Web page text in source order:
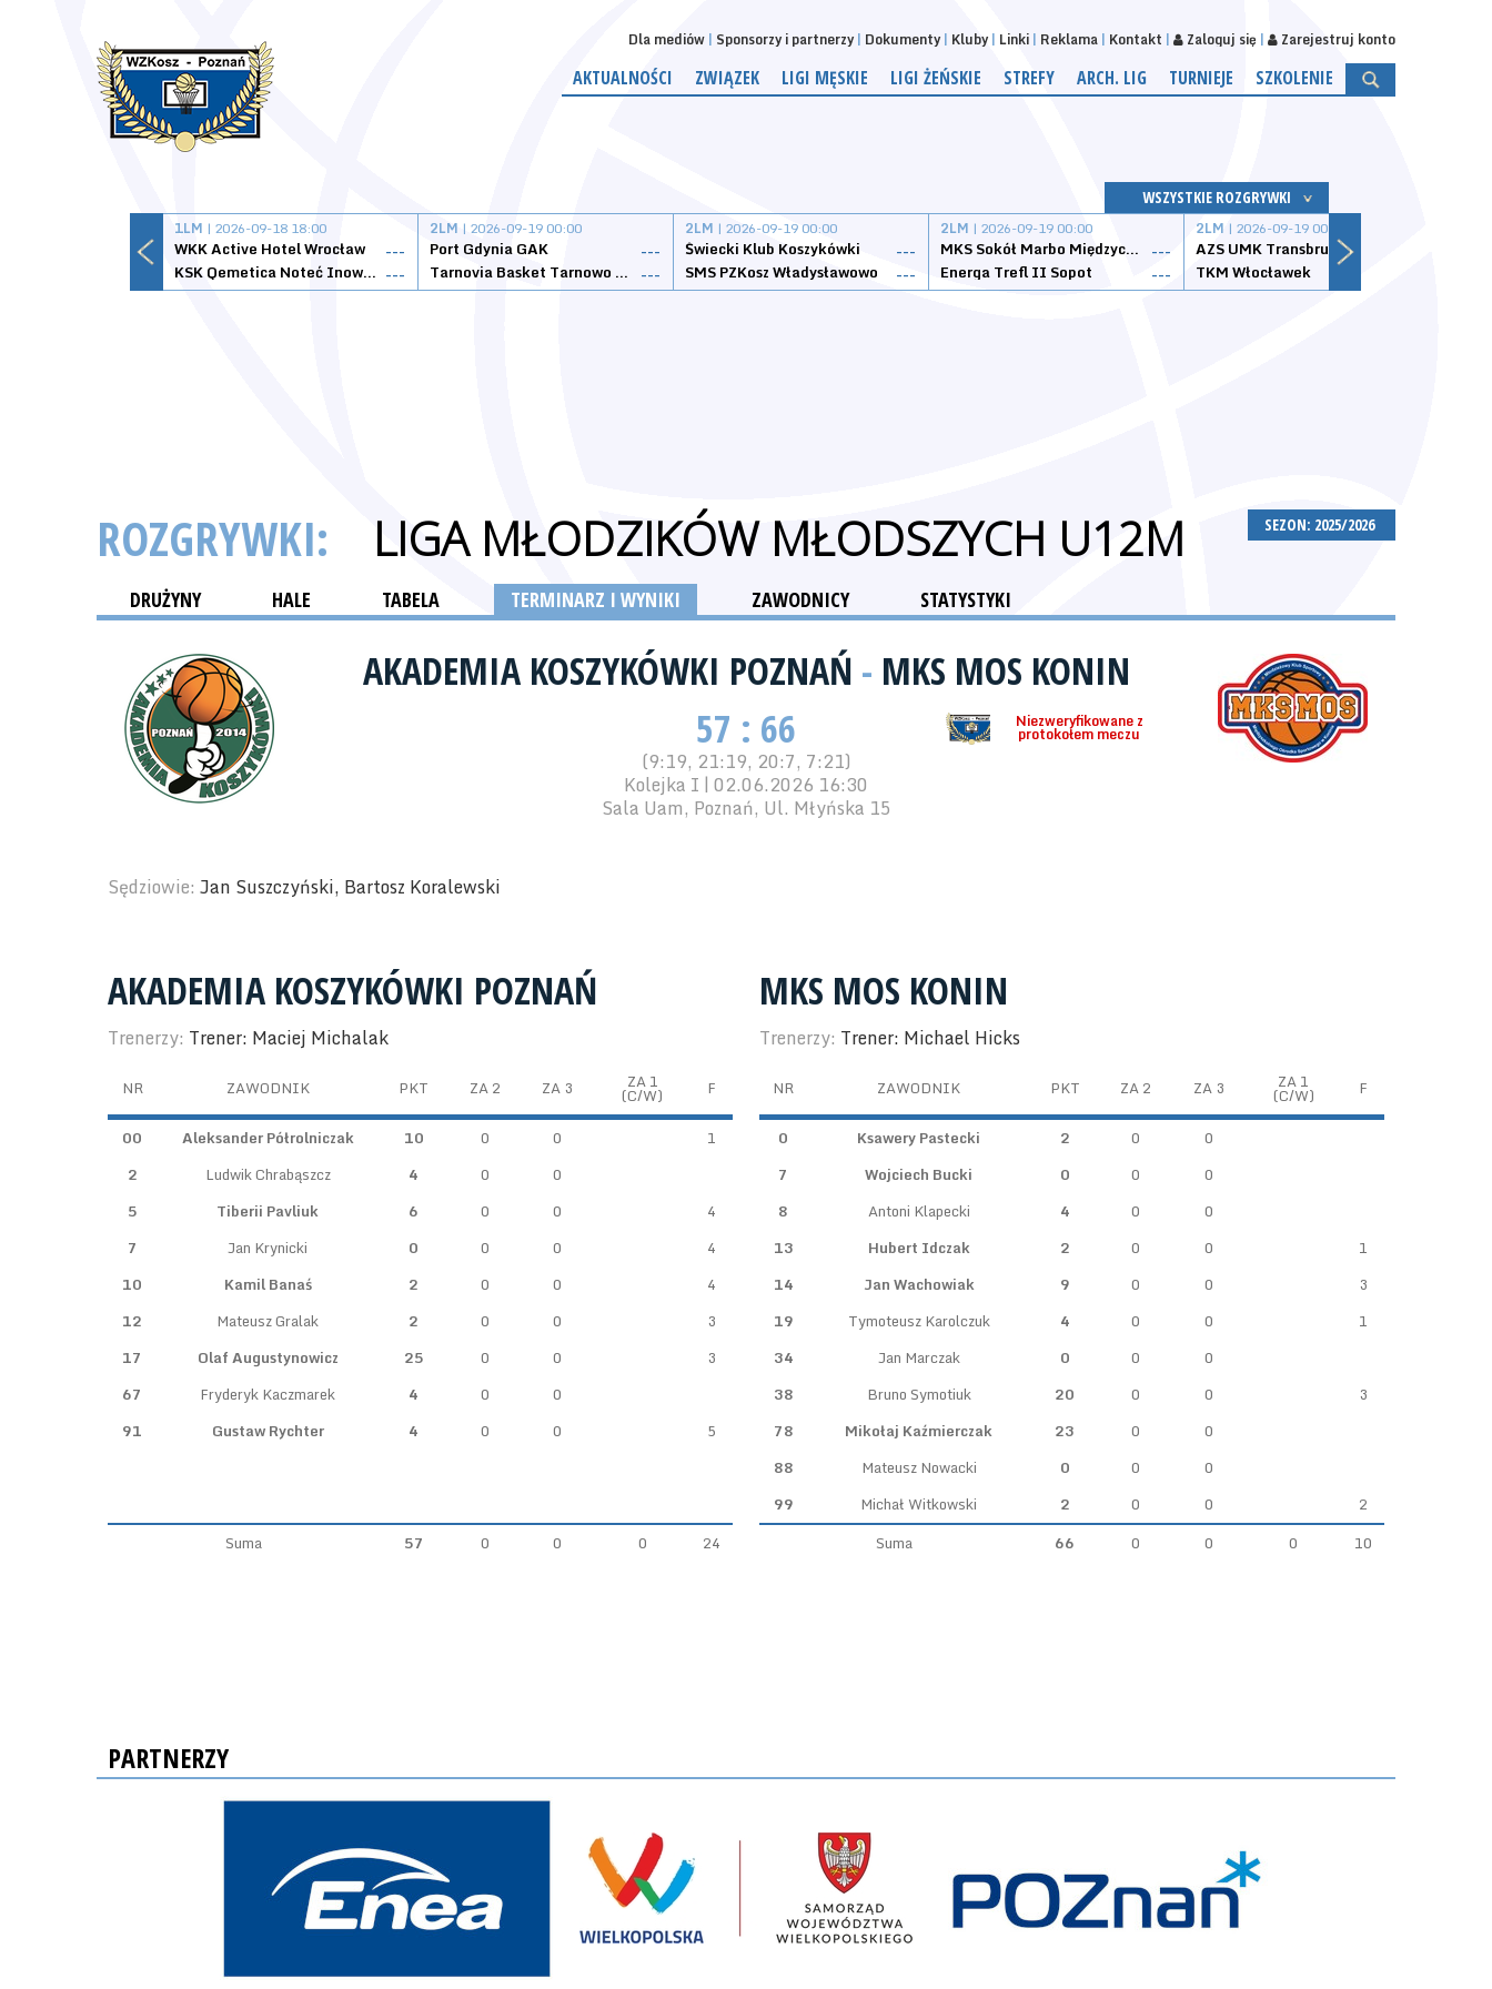
Dla mediów Sponsorzy i partnerzy Dokumenty Kluby Linki Reklama Kontakt Zaloguj się Zarejestruj konto
AKTUALNOŚCI ZWIĄZEK LIGI MĘSKIE LIGI ŻEŃSKIE STREFY ARCH. LIG TURNIEJE SZKOLENIE
WSZYSTKIE ROZGRYWKI
1LM | 2026-09-18 18:00
WKK Active Hotel Wrocław
---
KSK Qemetica Noteć Inowrocław ---
2LM | 2026-09-19 00:00
Port Gdynia GAK
---
Tarnovia Basket Tarnowo Podgórne ---
2LM | 2026-09-19 00:00
Świecki Klub Koszykówki
---
SMS PZKosz Władysławowo
---
2LM | 2026-09-19 00:00
MKS Sokół Marbo Międzychód ---
Energa Trefl II Sopot
---
2LM | 2026-09-19 00:00
AZS UMK Transbruk Toruń
TKM Włocławek
SEZON: 2025/2026
ROZGRYWKI: LIGA MŁODZIKÓW MŁODSZYCH U12M
DRUŻYNY HALE TABELA TERMINARZ I WYNIKI ZAWODNICY STATYSTYKI
AKADEMIA KOSZYKÓWKI POZNAŃ - MKS MOS KONIN
Niezweryfikowane z
protokołem meczu
57 : 66
(9:19, 21:19, 20:7, 7:21)
Kolejka I | 02.06.2026 16:30
Sala Uam, Poznań, Ul. Młyńska 15
Sędziowie: Jan Suszczyński, Bartosz Koralewski
AKADEMIA KOSZYKÓWKI POZNAŃ
Trenerzy: Trener: Maciej Michalak
NR ZAWODNIK PKT ZA 2 ZA 3 ZA 1
(C/W) F
00 Aleksander Półrolniczak 10 0 0
1
2
Ludwik Chrabąszcz 4 0
0
5
Tiberii Pavliuk 6 0 0
4
7
Jan Krynicki 0 0 0
4
10
Kamil Banaś 2 0 0
4
12
Mateusz Gralak 2 0 0
3
17
Olaf Augustynowicz 25 0 0
3
67
Fryderyk Kaczmarek 4 0
0
91
Gustaw Rychter 4 0 0 5
Suma 57 0 0 0 24
MKS MOS KONIN
Trenerzy: Trener: Michael Hicks
NR ZAWODNIK PKT ZA 2 ZA 3 ZA 1
(C/W) F
0 Ksawery Pastecki 2 0
0
7
Wojciech Bucki 0 0
0
8
Antoni Klapecki 4 0
0
13
Hubert Idczak 2 0 0
1
14
Jan Wachowiak 9 0 0
3
19
Tymoteusz Karolczuk 4 0 0
1
34
Jan Marczak 0 0
0
38
Bruno Symotiuk 20 0 0
3
78
Mikołaj Kaźmierczak 23 0
0
88
Mateusz Nowacki 0 0
0
99
Michał Witkowski 2 0 0
2
Suma
66 0 0 0 10
PARTNERZY